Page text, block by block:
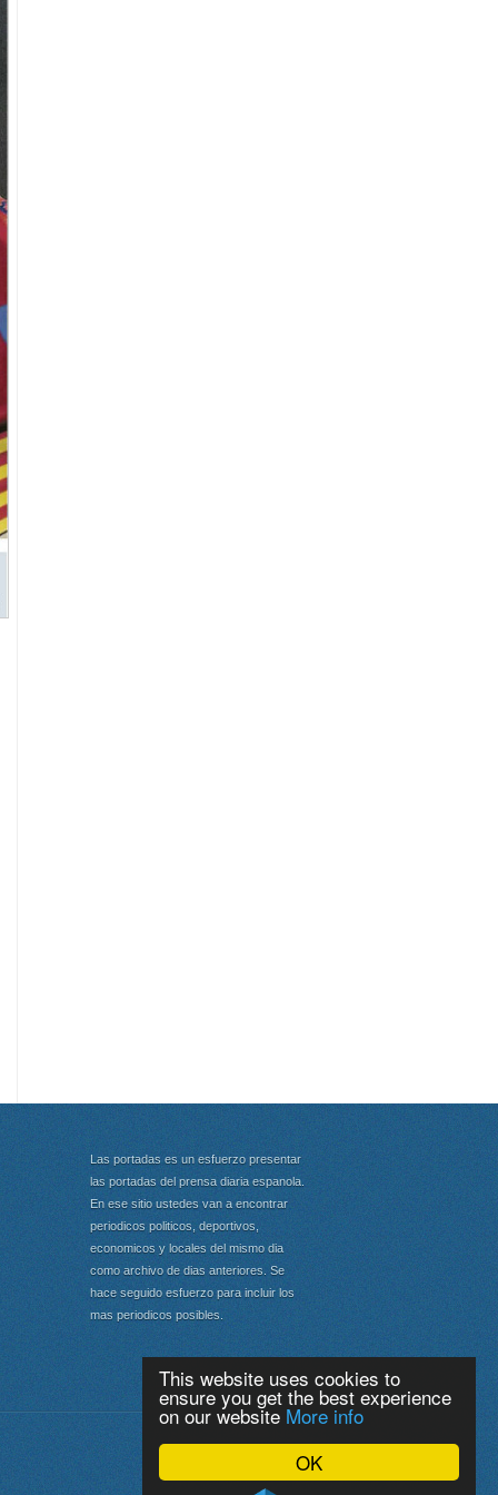
OK
This website uses cookies to
ensure you get the best experience
on our website More info
Las portadas es un esfuerzo presentar
las portadas del prensa diaria espanola.
En ese sitio ustedes van a encontrar
periodicos politicos, deportivos,
economicos y locales del mismo dia
como archivo de dias anteriores. Se
hace seguido esfuerzo para incluir los
mas periodicos posibles.